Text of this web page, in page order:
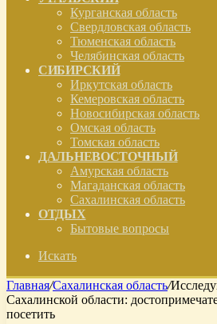
Курганская область
Свердловская область
Тюменская область
Челябинская область
СИБИРСКИЙ
Иркутская область
Кемеровская область
Новосибирская область
Омская область
Томская область
ДАЛЬНЕВОСТОЧНЫЙ
Амурская область
Магаданская область
Сахалинская область
ОТДЫХ
Бытовые вопросы
Искать
Главная/Сахалинская область/
Сахалинской области:
посетить